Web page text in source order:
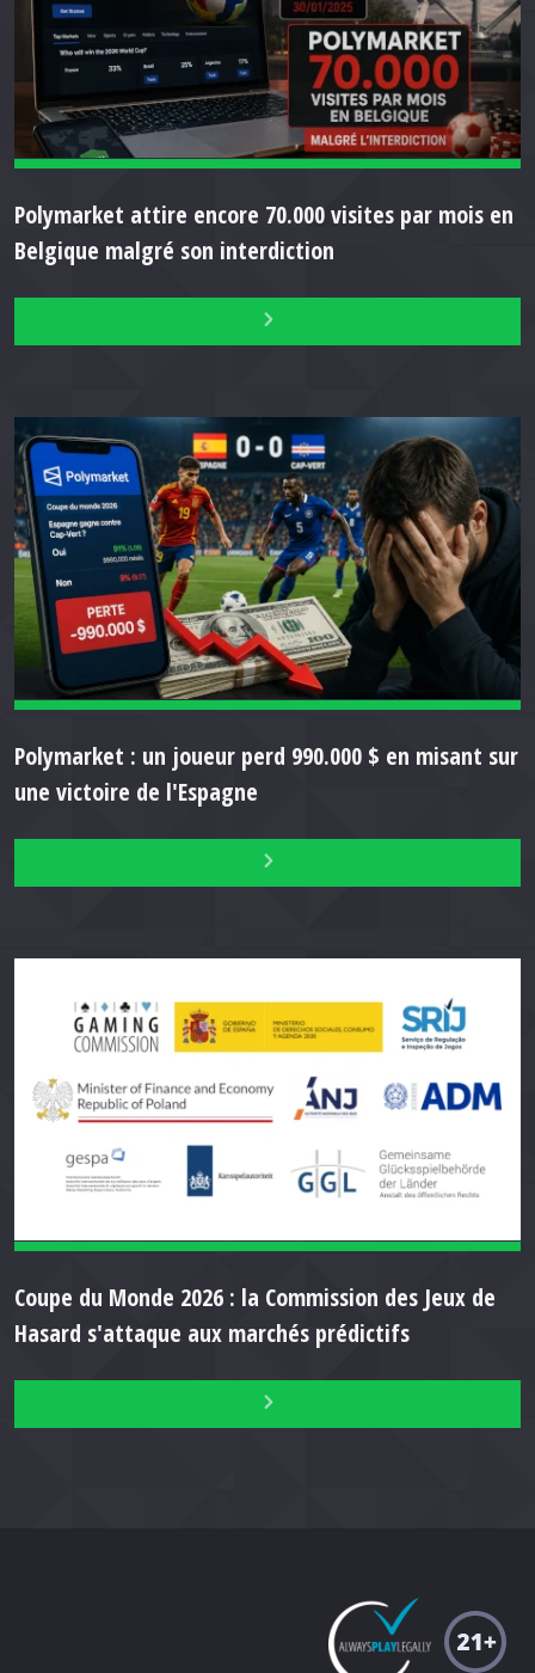
Polymarket attire encore 70.000 visites par mois en
Belgique malgré son interdiction
Polymarket : un joueur perd 990.000 $ en misant sur
une victoire de l'Espagne
Coupe du Monde 2026 : la Commission des Jeux de
Hasard s'attaque aux marchés prédictifs